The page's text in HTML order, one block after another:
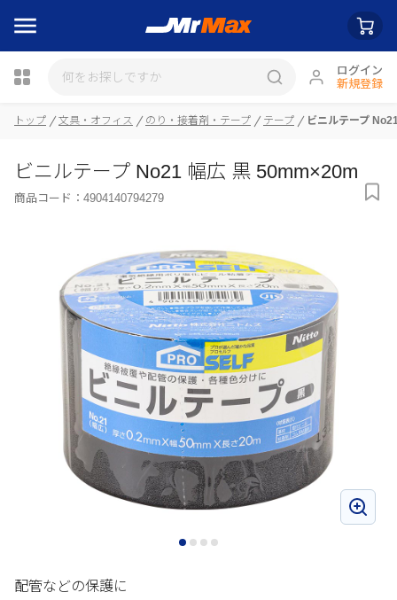
ログイン
新規登録
トップ 文具・オフィス のり・接着剤・テープ テープ ビニルテープ
ビニルテープ No21 幅広 黒 50mm×20m
商品コード： 4904140794279
配管などの保護に